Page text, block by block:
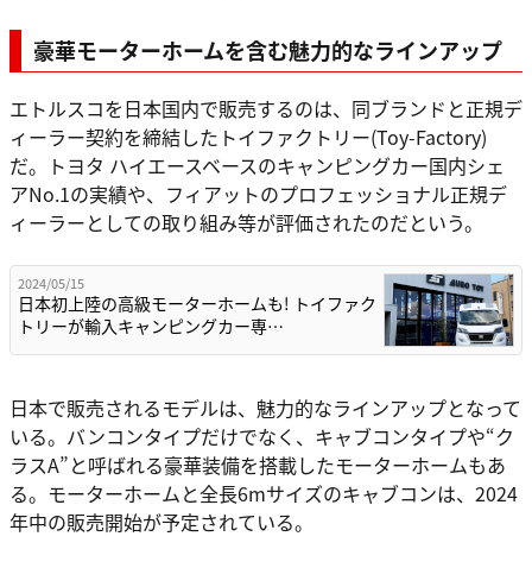
豪華モーターホームを含む魅力的なラインアップ
エトルスコを日本国内で販売するのは、同ブランドと正規デ
ィーラー契約を締結したトイファクトリー(Toy-Factory)
だ。トヨタ ハイエースベースのキャンピングカー国内シェ
アNo.1の実績や、フィアットのプロフェッショナル正規デ
ィーラーとしての取り組み等が評価されたのだという。
2024/05/15
日本初上陸の高級モーターホームも! トイファク
トリーが輸入キャンピングカー専…
日本で販売されるモデルは、魅力的なラインアップとなって
いる。バンコンタイプだけでなく、キャブコンタイプや“ク
ラスA”と呼ばれる豪華装備を搭載したモーターホームもあ
る。モーターホームと全長6mサイズのキャブコンは、2024
年中の販売開始が予定されている。